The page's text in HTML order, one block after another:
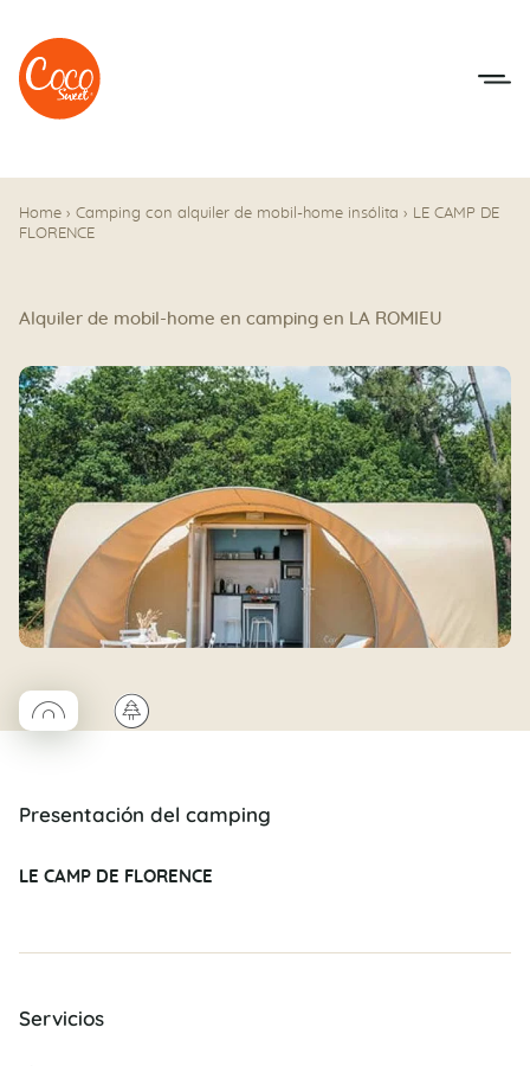
Ir al menú
Ir a los contenidos
Home › Camping con alquiler de mobil-home insólita › LE CAMP DE
FLORENCE
Alquiler de mobil-home en camping en LA ROMIEU
◯Coco rond🌲
Presentación del camping
LE CAMP DE FLORENCE
Servicios